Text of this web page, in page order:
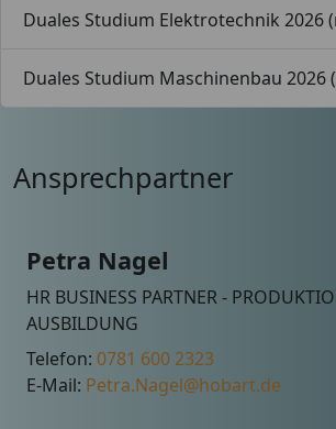
Duales Studium Elektrotechnik 2026
Duales Studium Maschinenbau 2026
Ansprechpartner
Petra Nagel
HR BUSINESS PARTNER -
AUSBILDUNG
Telefon: 0781 600 2323
E-Mail: Petra.Nagel@hobart.de